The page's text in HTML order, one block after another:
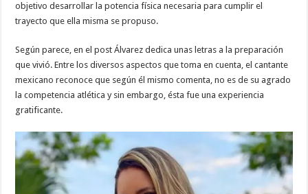
objetivo desarrollar la potencia física necesaria para cumplir el
trayecto que ella misma se propuso.
Según parece, en el post Álvarez dedica unas letras a la preparación
que vivió. Entre los diversos aspectos que toma en cuenta, el cantante
mexicano reconoce que según él mismo comenta, no es de su agrado
la competencia atlética y sin embargo, ésta fue una experiencia
gratificante.